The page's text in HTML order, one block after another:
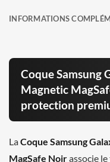
INFORMATIONS
Coque Samsung
Magnetic
protection
LaCoque Samsung
MagSafe Noirassocie